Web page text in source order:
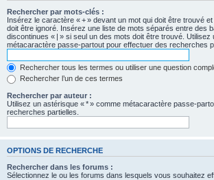
Rechercher par mots-clés :
Insérez le caractère « + » devant un mot qui doit être trouvé
doit être ignoré. Insérez une liste de mots séparés entre des
discontinues « | » si seul un des mots doit être trouvé. Utilisez
métacaractère passe-partout pour effectuer des recherches
Rechercher tous les termes ou utiliser une question
Rechercher l’un de ces termes
Rechercher par auteur :
Utilisez un astérisque « * » comme métacaractère passe-
recherches partielles.
OPTIONS DE RECHERCHE
Rechercher dans les forums :
Sélectionnez le ou les forums dans lesquels vous souhaitez